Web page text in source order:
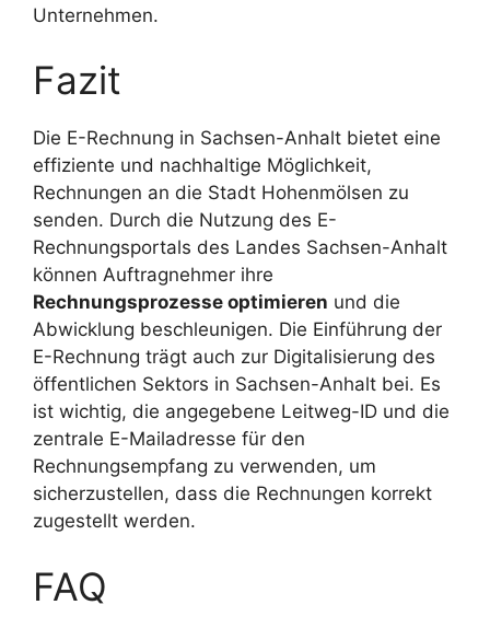
Unternehmen.
Fazit
Die E-Rechnung in Sachsen-Anhalt bietet eine
effiziente und nachhaltige Möglichkeit,
Rechnungen an die Stadt Hohenmölsen zu
senden. Durch die Nutzung des E-
Rechnungsportals des Landes Sachsen-Anhalt
können Auftragnehmer ihre
Rechnungsprozesse optimieren und die
Abwicklung beschleunigen. Die Einführung der
E-Rechnung trägt auch zur Digitalisierung des
öffentlichen Sektors in Sachsen-Anhalt bei. Es
ist wichtig, die angegebene Leitweg-ID und die
zentrale E-Mailadresse für den
Rechnungsempfang zu verwenden, um
sicherzustellen, dass die Rechnungen korrekt
zugestellt werden.
FAQ